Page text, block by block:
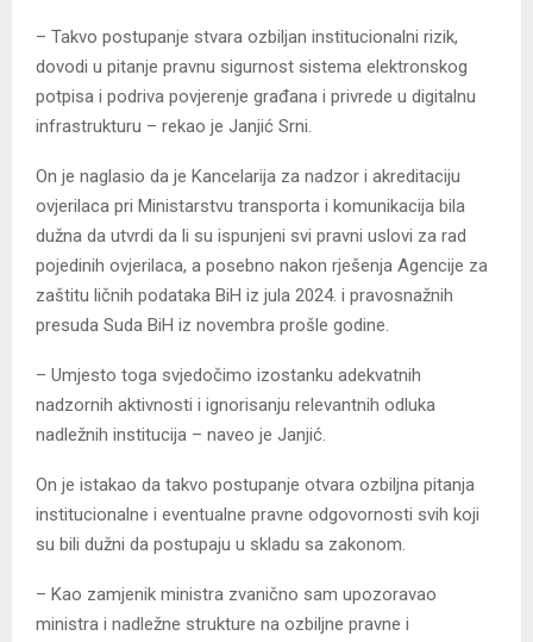
– Takvo postupanje stvara ozbiljan institucionalni rizik,
dovodi u pitanje pravnu sigurnost sistema elektronskog
potpisa i podriva povjerenje građana i privrede u digitalnu
infrastrukturu – rekao je Јanjić Srni.
On je naglasio da je Kancelarija za nadzor i akreditaciju
ovjerilaca pri Ministarstvu transporta i komunikacija bila
dužna da utvrdi da li su ispunjeni svi pravni uslovi za rad
pojedinih ovjerilaca, a posebno nakon rješenja Agencije za
zaštitu ličnih podataka BiH iz jula 2024. i pravosnažnih
presuda Suda BiH iz novembra prošle godine.
– Umjesto toga svjedočimo izostanku adekvatnih
nadzornih aktivnosti i ignorisanju relevantnih odluka
nadležnih institucija – naveo je Јanjić.
On je istakao da takvo postupanje otvara ozbiljna pitanja
institucionalne i eventualne pravne odgovornosti svih koji
su bili dužni da postupaju u skladu sa zakonom.
– Kao zamjenik ministra zvanično sam upozoravao
ministra i nadležne strukture na ozbiljne pravne i